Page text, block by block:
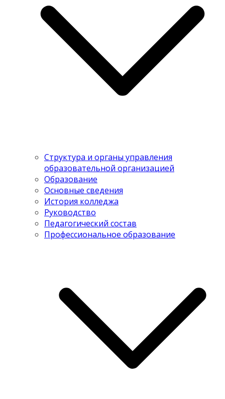
Структура и органы управления
образовательной организацией
Образование
Основные сведения
История колледжа
Руководство
Педагогический состав
Профессиональное образование